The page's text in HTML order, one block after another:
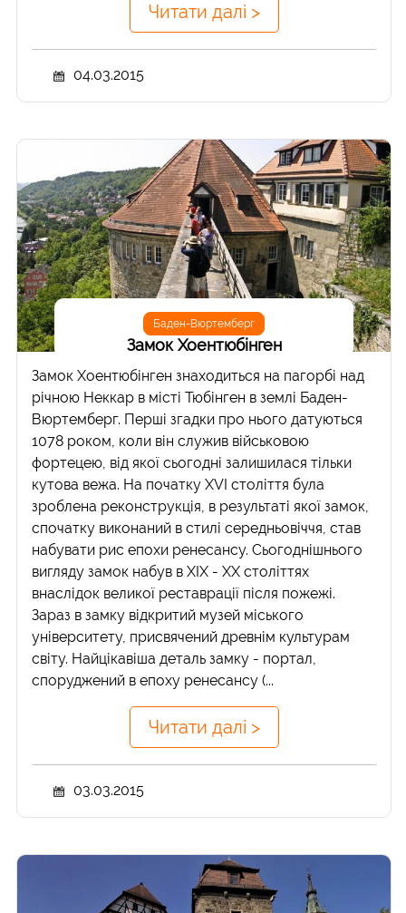
Читати далі >
04.03.2015
Баден-Вюртемберг
Замок Хоентюбінген
Замок Хоентюбінген знаходиться на пагорбі над
річною Неккар в місті Тюбінген в землі Баден-
Вюртемберг. Перші згадки про нього датуються
1078 роком, коли він служив військовою
фортецею, від якої сьогодні залишилася тільки
кутова вежа. На початку XVI століття була
зроблена реконструкція, в результаті якої замок,
спочатку виконаний в стилі середньовіччя, став
набувати рис епохи ренесансу. Сьогоднішнього
вигляду замок набув в XIX - XX століттях
внаслідок великої реставрації після пожежі.
Зараз в замку відкритий музей міського
університету, присвячений древнім культурам
світу. Найцікавіша деталь замку - портал,
споруджений в епоху ренесансу (...
Читати далі >
03.03.2015